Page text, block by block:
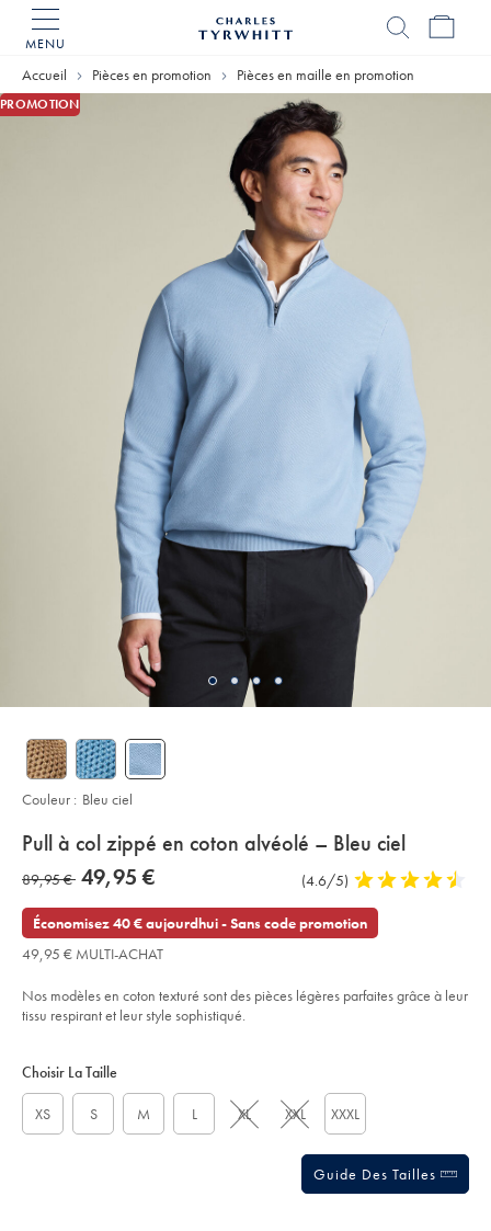
MENU
Tyrwhitt
Accueil Pièces en promotion Pièces en maille en promotion
PROMOTION
details
product:
Pull à col zippé en coton alvéolé – Bleu ciel
Details
https://www.charlestyrwhitt.com/fr/pull-
%C3%A0-
zipp%C3%A9-
en-
coton-
alv%C3%A9ol%C3%A9-
%E2%80%93-
ciel/KNT0012SKY.html?
sourceCode=frdefault
was
89,95
€
89,95 € now
49,95
€
49,95 €
Commentaires
l’article
(4.6/5) 4,6
out
of
Économisez 40 € aujourdhui - Sans code promotion
49,95 € MULTI-ACHAT
Nos modèles en coton texturé sont des pièces légères parfaites grâce à leur
tissu respirant et leur style sophistiqué.
Couleur : Bleu ciel
Actions
cart
Choisir La Taille
XS S M L XL XXL XXXL
Guide Des Tailles